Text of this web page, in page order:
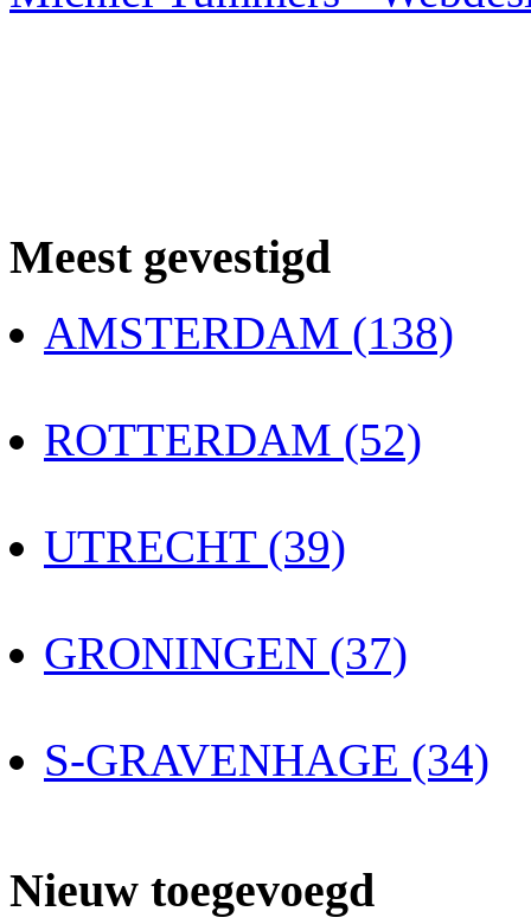
Meest gevestigd
AMSTERDAM (138)
ROTTERDAM (52)
UTRECHT (39)
GRONINGEN (37)
S-GRAVENHAGE (34)
Nieuw toegevoegd